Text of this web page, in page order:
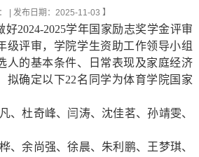
： | 发布日期：2025-11-03 】
2024-2025学年国家励志奖学金评审
级评审，学院学生资助工作领导小组
人的基本条件、日常表现及家庭经济
拟确定以下22名同学为体育学院国家
、杜奇峰、闫涛、沈佳茗、孙靖雯、
、余尚强、徐晨、朱利鹏、王梦琪、